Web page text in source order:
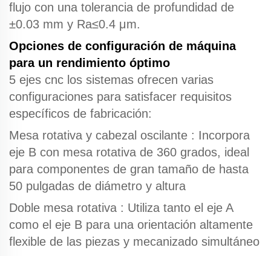
flujo con una tolerancia de profundidad de
±0.03 mm y Ra≤0.4 μm.
Opciones de configuración de máquina
para un rendimiento óptimo
5 ejes cnc los sistemas ofrecen varias
configuraciones para satisfacer requisitos
específicos de fabricación:
Mesa rotativa y cabezal oscilante : Incorpora
eje B con mesa rotativa de 360 grados, ideal
para componentes de gran tamaño de hasta
50 pulgadas de diámetro y altura
Doble mesa rotativa : Utiliza tanto el eje A
como el eje B para una orientación altamente
flexible de las piezas y mecanizado simultáneo